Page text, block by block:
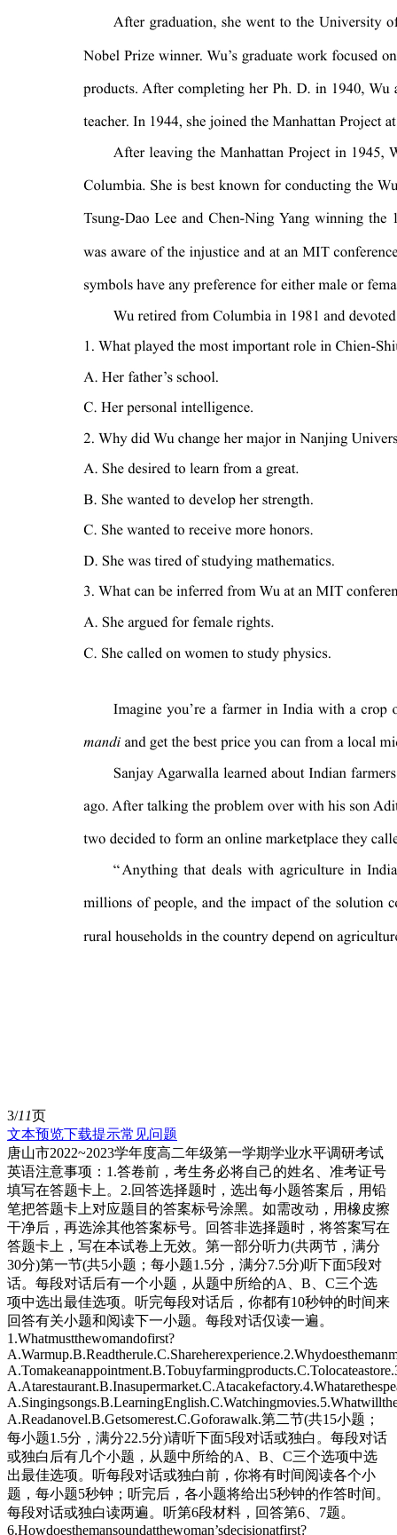
3/11页
文本预览下载提示常见问题
唐山市2022~2023学年度高二年级第一学期学业水平调研考试
英语注意事项：1.答卷前，考生务必将自己的姓名、准考证号
填写在答题卡上。2.回答选择题时，选出每小题答案后，用铅
笔把答题卡上对应题目的答案标号涂黑。如需改动，用橡皮擦
干净后，再选涂其他答案标号。回答非选择题时，将答案写在
答题卡上，写在本试卷上无效。第一部分听力(共两节，满分
30分)第一节(共5小题；每小题1.5分，满分7.5分)听下面5段对
话。每段对话后有一个小题，从题中所给的A、B、C三个选
项中选出最佳选项。听完每段对话后，你都有10秒钟的时间来
回答有关小题和阅读下一小题。每段对话仅读一遍。
1.Whatmustthewomandofirst?
A.Readanovel.B.Getsomerest.C.Goforawalk.第二节(共15小题；
每小题1.5分，满分22.5分)请听下面5段对话或独白。每段对话
或独白后有几个小题，从题中所给的A、B、C三个选项中选
出最佳选项。听每段对话或独白前，你将有时间阅读各个小
题，每小题5秒钟；听完后，各小题将给出5秒钟的作答时间。
每段对话或独白读两遍。听第6段材料，回答第6、7题。
6.Howdoesthemansoundatthewoman’sdecisionatfirst?